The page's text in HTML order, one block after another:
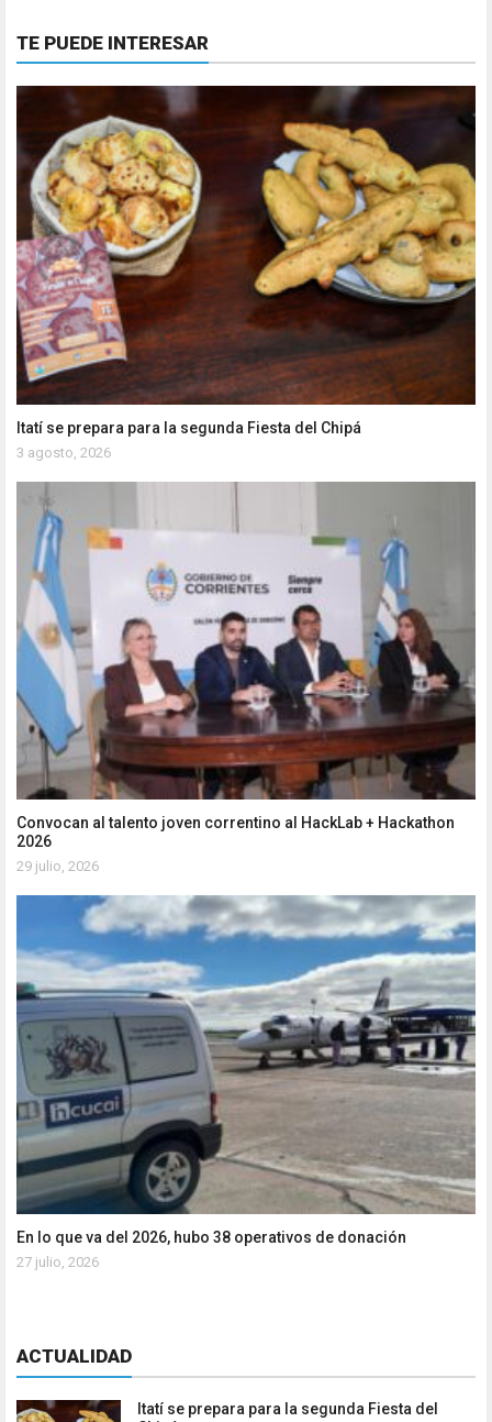
TE PUEDE INTERESAR
Itatí se prepara para la segunda Fiesta del Chipá
3 agosto, 2026
Convocan al talento joven correntino al HackLab + Hackathon
2026
29 julio, 2026
En lo que va del 2026, hubo 38 operativos de donación
27 julio, 2026
ACTUALIDAD
Itatí se prepara para la segunda Fiesta del